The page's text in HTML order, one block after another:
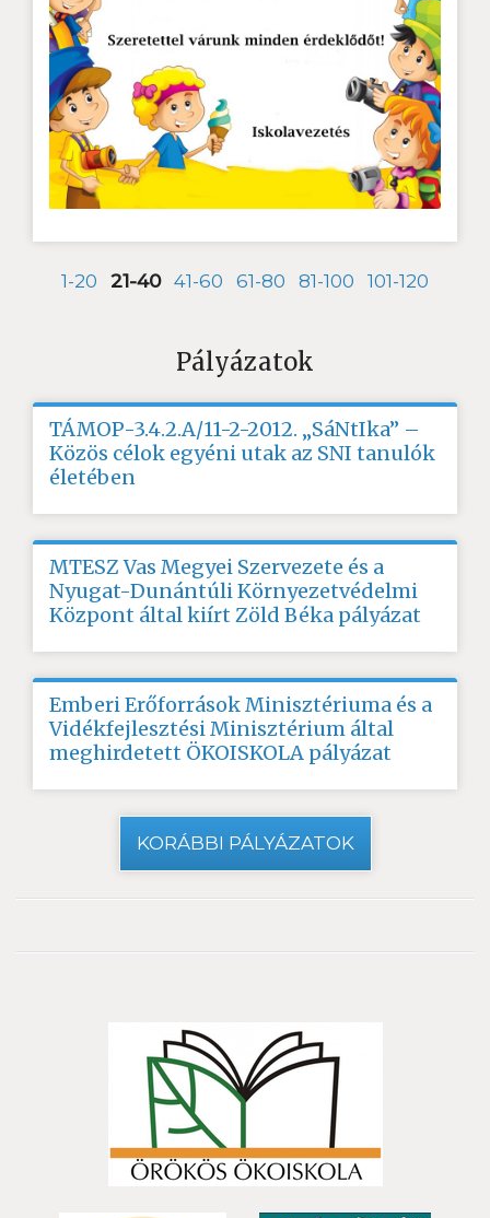
1-20 21-40 41-60 61-80 81-100 101-120
Pályázatok
TÁMOP-3.4.2.A/11-2-2012. „SáNtIka” –
Közös célok egyéni utak az SNI tanulók
életében
MTESZ Vas Megyei Szervezete és a
Nyugat-Dunántúli Környezetvédelmi
Központ által kiírt Zöld Béka pályázat
Emberi Erőforrások Minisztériuma és a
Vidékfejlesztési Minisztérium által
meghirdetett ÖKOISKOLA pályázat
KORÁBBI PÁLYÁZATOK